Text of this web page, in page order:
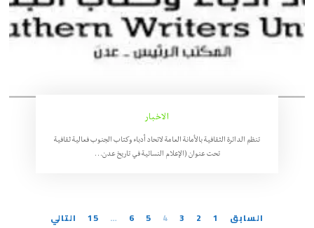
الاخبار
تنظم الدائرة الثقافية بالأمانة العامة لاتحاد أدباء وكتاب الجنوب فعالية ثقافية
تحت عنوان (الإعلام النسائية في تاريخ عدن…
السابق 1
2
3
4
5
6
…
15 التالي